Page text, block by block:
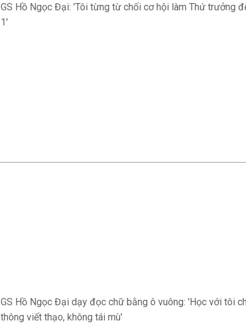
GS Hồ Ngọc Đại: 'Tôi từng từ chối cơ hội làm Thứ trưởng
1'
GS Hồ Ngọc Đại dạy đọc chữ bằng ô vuông: 'Học với tôi
thông viết thạo, không tái mù'